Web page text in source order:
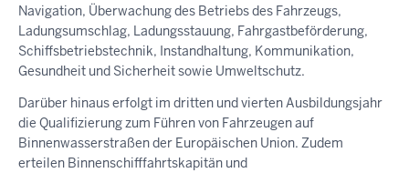
Navigation, Überwachung des Betriebs des Fahrzeugs,
Ladungsumschlag, Ladungsstauung, Fahrgastbeförderung,
Schiffsbetriebstechnik, Instandhaltung, Kommunikation,
Gesundheit und Sicherheit sowie Umweltschutz.
Darüber hinaus erfolgt im dritten und vierten Ausbildungsjahr
die Qualifizierung zum Führen von Fahrzeugen auf
Binnenwasserstraßen der Europäischen Union. Zudem
erteilen Binnenschifffahrtskapitän und